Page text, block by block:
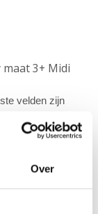
Over
maat 3+ Midi
velden zijn